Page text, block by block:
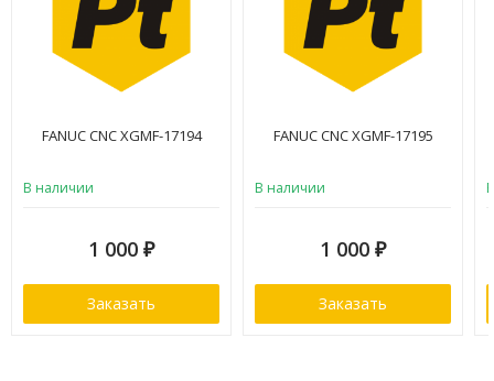
FANUC CNC XGMF-17194
В наличии
1 000 ₽
Заказать
FANUC CNC XGMF-17195
В наличии
1 000 ₽
Заказать